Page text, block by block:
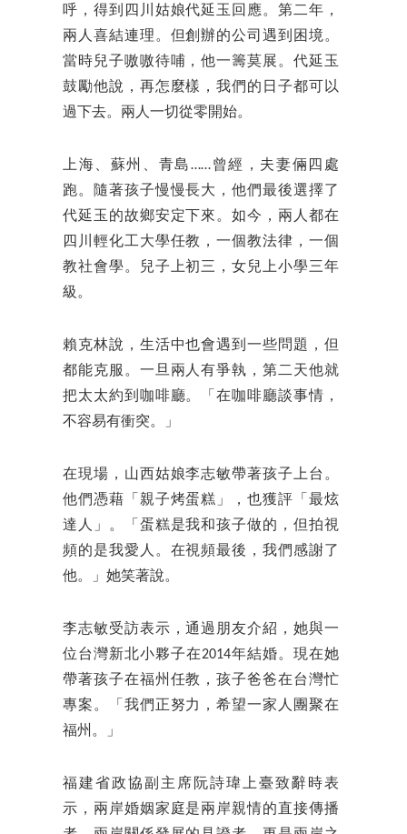
呼，得到四川姑娘代延玉回應。第二年，
兩人喜結連理。但創辦的公司遇到困境。
當時兒子嗷嗷待哺，他一籌莫展。代延玉
鼓勵他說，再怎麼樣，我們的日子都可以
過下去。兩人一切從零開始。
上海、蘇州、青島……曾經，夫妻倆四處
跑。隨著孩子慢慢長大，他們最後選擇了
代延玉的故鄉安定下來。如今，兩人都在
四川輕化工大學任教，一個教法律，一個
教社會學。兒子上初三，女兒上小學三年
級。
賴克林說，生活中也會遇到一些問題，但
都能克服。一旦兩人有爭執，第二天他就
把太太約到咖啡廳。「在咖啡廳談事情，
不容易有衝突。」
在現場，山西姑娘李志敏帶著孩子上台。
他們憑藉「親子烤蛋糕」，也獲評「最炫
達人」。「蛋糕是我和孩子做的，但拍視
頻的是我愛人。在視頻最後，我們感謝了
他。」她笑著說。
李志敏受訪表示，通過朋友介紹，她與一
位台灣新北小夥子在2014年結婚。現在她
帶著孩子在福州任教，孩子爸爸在台灣忙
專案。「我們正努力，希望一家人團聚在
福州。」
福建省政協副主席阮詩瑋上臺致辭時表
示，兩岸婚姻家庭是兩岸親情的直接傳播